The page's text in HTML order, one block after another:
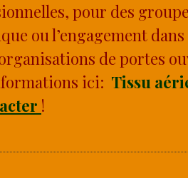
pour des
ou l’engagement
de portes
ici: Tissu
!